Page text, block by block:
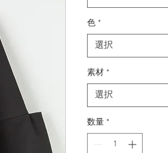
色 *
選択
素材 *
選択
数量 *